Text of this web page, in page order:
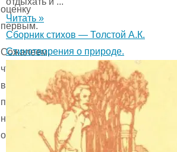
оценку
первым.
Сожалеем,
что
вы
поставили
низкую
оценку!
Читать »
Сборник стихов — Толстой А.К.
Стихотворения о природе.